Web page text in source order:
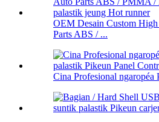
OEM Desain Custom
Parts ABS / ...
Cina Profesional